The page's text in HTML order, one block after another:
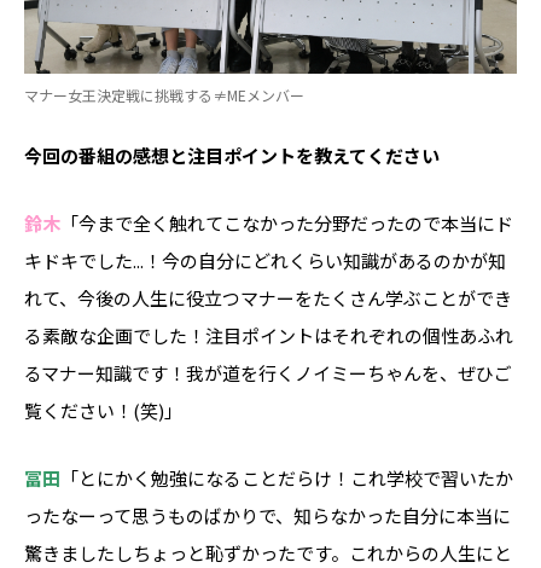
マナー女王決定戦に挑戦する≠MEメンバー
――今回の番組の感想と注目ポイントを教えてください
鈴木 「今まで全く触れてこなかった分野だったので本当にド
キドキでした...！今の自分にどれくらい知識があるのかが知
れて、今後の人生に役立つマナーをたくさん学ぶことができ
る素敵な企画でした！注目ポイントはそれぞれの個性あふれ
るマナー知識です！我が道を行くノイミーちゃんを、ぜひご
覧ください！(笑)」
冨田 「とにかく勉強になることだらけ！これ学校で習いたか
ったなーって思うものばかりで、知らなかった自分に本当に
驚きましたしちょっと恥ずかったです。これからの人生にと